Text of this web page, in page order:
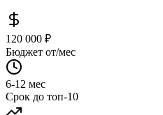
120 000 ₽
Бюджет от/мес
6-12 мес
Срок до топ-10